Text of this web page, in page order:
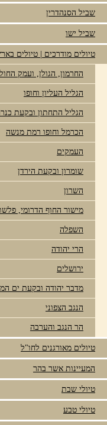
שביל הסנהדרין
שביל ישו
טיולים מודרכים | טיולים
החרמון, הגולן, ועמק
הגליל העליון וחופו
הגליל התחתון ובקעת
הכרמל וחופו רמת מנשה
העמקים
שומרון ובקעת הירדן
השרון
מישור החוף הדרומי,
השפלה
הרי יהודה
ירושלים
מדבר יהודה ובקעת ים
הנגב הצפוני
הר הנגב והערבה
טיולים מאורגנים לחו"ל
המעיינות אשר בהר
טיולי שבת
טיולי טבע